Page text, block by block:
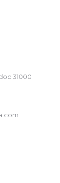
31000